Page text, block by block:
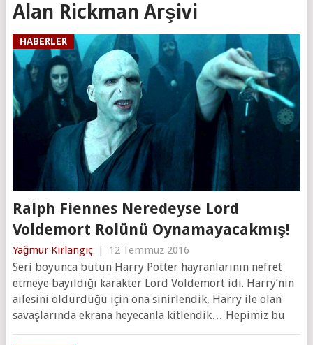
Alan Rickman Arşivi
HABERLER
Ralph Fiennes Neredeyse Lord
Voldemort Rolünü Oynamayacakmış!
Yağmur Kırlangıç | 12 Temmuz 2016
Seri boyunca bütün Harry Potter hayranlarının nefret
etmeye bayıldığı karakter Lord Voldemort idi. Harry’nin
ailesini öldürdüğü için ona sinirlendik, Harry ile olan
savaşlarında ekrana heyecanla kitlendik… Hepimiz bu